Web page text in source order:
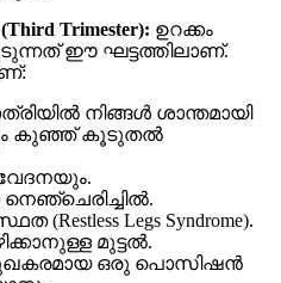
Trimester): ഉറക്കം
ഈ ഘട്ടത്തിലാണ്.
നിങ്ങൾ ശാന്തമായി
കുഞ്ഞ് കൂടുതൽ
Legs Syndrome).
മുട്ടൽ.
ഒരു പൊസിഷൻ